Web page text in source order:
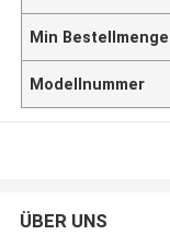
Min Bestellmenge
Modellnummer
ÜBER UNS